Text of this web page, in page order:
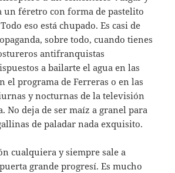
un féretro con forma de pastelito
eso está chupado. Es casi de
sobre todo, cuando tienes
antifranquistas
a bailarte el agua en las
el programa de Ferreras o en las
y nocturnas de la televisión
No deja de ser maíz a granel para
de paladar nada exquisito.
cualquiera y siempre sale a
grande progresí. Es mucho